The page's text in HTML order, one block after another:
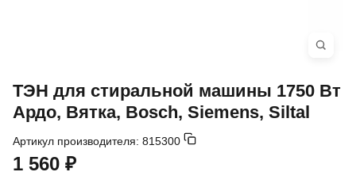
ТЭН для стиральной машины 1750 Вт
Ардо, Вятка, Bosch, Siemens, Siltal
Артикул производителя: 815300
1 560 ₽